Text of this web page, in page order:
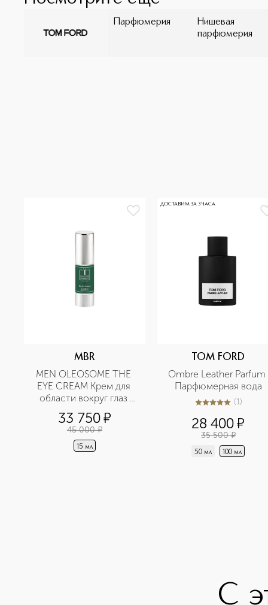
Парфюмерия
Нишевая
парфюмерия
MBR
MEN OLEOSOME THE
EYE CREAM Крем для
области вокруг глаз
разглаживающий
33 750¤
45 000 ¤
15 мл
ДОСТАВИМ ЗА 3 ЧАСА
TOM FORD
Ombre Leather Parfum
Парфюмерная вода
5из 51 (1)
28 400¤
35 500 ¤
50 мл 100 мл
С